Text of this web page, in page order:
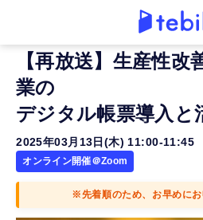
【再放送】生産性
業の
デジタル帳票導入と
2025年03月13日(木) 11:00-11:45
オンライン開催＠Zoom
※先着順のため、お早めに